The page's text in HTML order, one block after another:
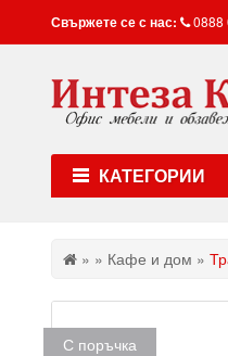
Свържете се с нас: 0888
КАТЕГОРИИ
» » Кафе и дом »
С поръчка